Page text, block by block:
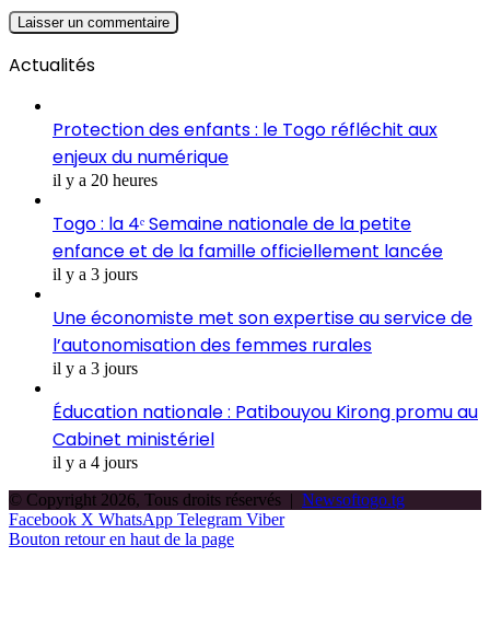
Actualités
Protection des enfants : le Togo réfléchit aux
enjeux du numérique
il y a 20 heures
Togo : la 4ᵉ Semaine nationale de la petite
enfance et de la famille officiellement lancée
il y a 3 jours
Une économiste met son expertise au service de
l’autonomisation des femmes rurales
il y a 3 jours
Éducation nationale : Patibouyou Kirong promu au
Cabinet ministériel
il y a 4 jours
© Copyright 2026, Tous droits réservés | Newsoftogo.tg
Facebook X WhatsApp Telegram Viber
Bouton retour en haut de la page